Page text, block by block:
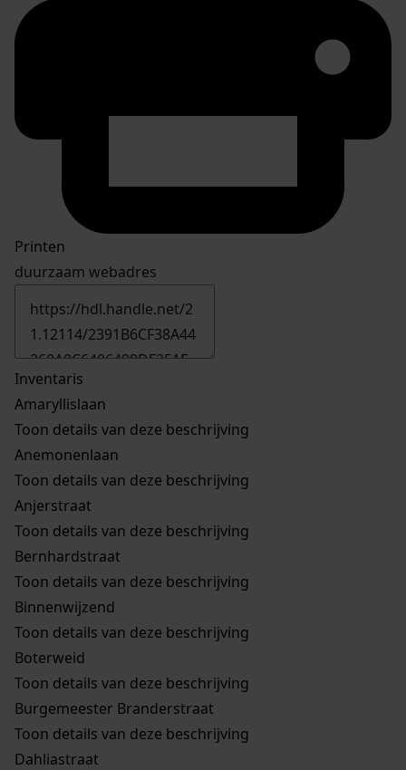
Printen
duurzaam webadres
Inventaris
Amaryllislaan
Toon details van deze beschrijving
Anemonenlaan
Toon details van deze beschrijving
Anjerstraat
Toon details van deze beschrijving
Bernhardstraat
Toon details van deze beschrijving
Binnenwijzend
Toon details van deze beschrijving
Boterweid
Toon details van deze beschrijving
Burgemeester Branderstraat
Toon details van deze beschrijving
Dahliastraat